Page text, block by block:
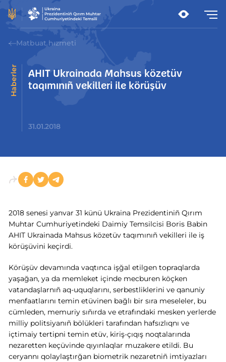
Matbuat hızmeti
Haberler
AHIT Ukrainada Mahsus közetüv
taqımınıñ vekilleri ile körüşüv
31.01.2018
2018 senesi yanvar 31 künü Ukraina Prezidentiniñ Qırım
Muhtar Cumhuriyetindeki Daimiy Temsilcisi Boris Babin
AHIT Ukrainada Mahsus közetüv taqımınıñ vekilleri ile iş
körüşüvini keçirdi.
Körüşüv devamında vaqtınca işğal etilgen topraqlarda
yaşağan, ya da memleket içinde mecburen köçken
vatandaşlarnıñ aq-uquqlarını, serbestliklerini ve qanuniy
menfaatlarını temin etüvinen bağlı bir sıra meseleler, bu
cümleden, memuriy sıñırda ve etrafındaki mesken yerlerde
milliy politsiyanıñ bölükleri tarafından hafsızlıqnı ve
içtimaiy tertipni temin etüv, kiriş-çıqış noqtalarında
nezaretten keçüvinde qıyınlaqlar muzakere etildi. Bu
ceryannı qolaylaştırğan biometrik nezaretniñ imtiyazları